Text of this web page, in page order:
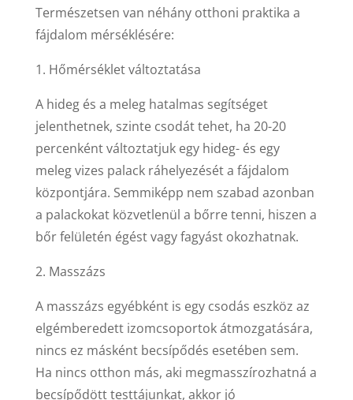
Természetsen van néhány otthoni praktika a
fájdalom mérséklésére:
1. Hőmérséklet változtatása
A hideg és a meleg hatalmas segítséget
jelenthetnek, szinte csodát tehet, ha 20-20
percenként változtatjuk egy hideg- és egy
meleg vizes palack ráhelyezését a fájdalom
központjára. Semmiképp nem szabad azonban
a palackokat közvetlenül a bőrre tenni, hiszen a
bőr felületén égést vagy fagyást okozhatnak.
2. Masszázs
A masszázs egyébként is egy csodás eszköz az
elgémberedett izomcsoportok átmozgatására,
nincs ez másként becsípődés esetében sem.
Ha nincs otthon más, aki megmasszírozhatná a
becsípődött testtájunkat, akkor jó